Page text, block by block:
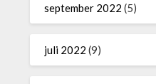
september 2022 (5)
juli 2022 (9)